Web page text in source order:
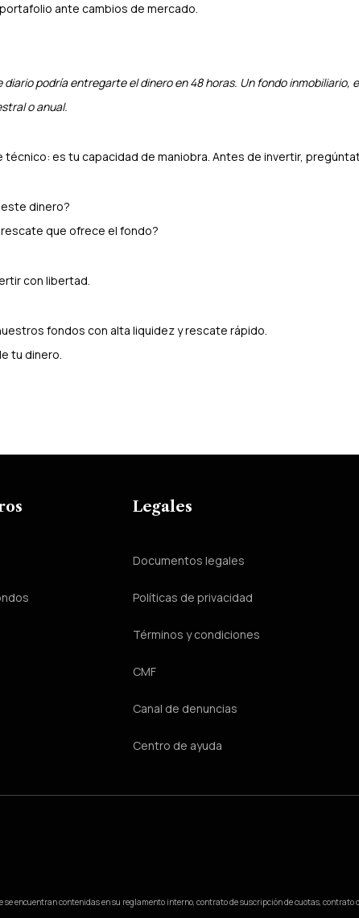
ante cambios de mercado.
podría entregarte el dinero en 48 horas. Un fondo inmobiliario,
o anual.
técnico: es tu capacidad de maniobra. Antes de invertir,
dinero?
que ofrece el fondo?
con libertad.
fondos con alta liquidez y rescate rápido.
tu dinero.
Legales
Documentos legales
Políticas de privacidad
Términos y condiciones
CMF
Canal de denuncias
Centro de ayuda
encuentran contenidas en su reglamento interno, contrato de suscripción de cuotas,